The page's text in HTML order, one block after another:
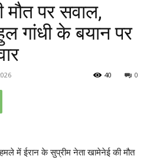
पर सवाल,
गांधी के बयान पर
0
40
में ईरान के सुप्रीम नेता खामेनेई की मौत